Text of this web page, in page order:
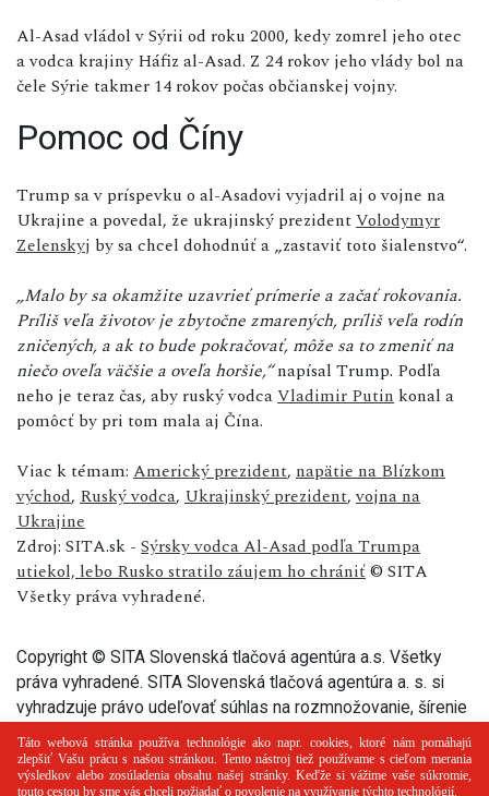
Al-Asad vládol v Sýrii od roku 2000, kedy zomrel jeho otec
a vodca krajiny Háfiz al-Asad. Z 24 rokov jeho vlády bol na
čele Sýrie takmer 14 rokov počas občianskej vojny.
Pomoc od Číny
Trump sa v príspevku o al-Asadovi vyjadril aj o vojne na
Ukrajine a povedal, že ukrajinský prezidentVolodymyr
Zelenskyj by sa chcel dohodnúť a „zastaviť toto šialenstvo“.
„Malo by sa okamžite uzavrieť prímerie a začať rokovania.
Príliš veľa životov je zbytočne zmarených, príliš veľa rodín
zničených, a ak to bude pokračovať, môže sa to zmeniť na
niečo oveľa väčšie a oveľa horšie,“napísal Trump. Podľa
neho je teraz čas, aby ruský vodcaVladimir Putin konal a
pomôcť by pri tom mala aj Čína.
Viac k témam: Americký prezident, napätie na Blízkom
východ, Ruský vodca, Ukrajinský prezident,vojna na
Ukrajine
Zdroj: SITA.sk - Sýrsky vodca Al-Asad podľa Trumpa
utiekol, lebo Rusko stratilo záujem ho chrániť© SITA
Všetky práva vyhradené.
Copyright © SITA Slovenská tlačová agentúra a.s. Všetky
práva vyhradené. SITA Slovenská tlačová agentúra a. s. si
vyhradzuje právo udeľovať súhlas na rozmnožovanie, šírenie